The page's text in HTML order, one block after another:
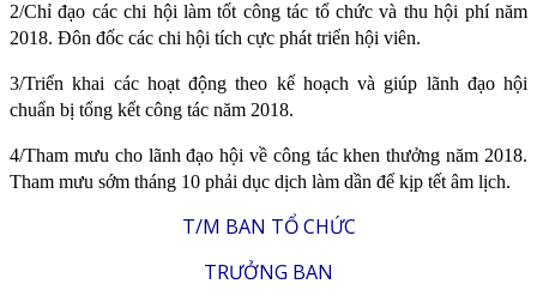
2/Chỉ đạo các chi hội làm tốt công tác tổ chức và thu hội phí năm
2018. Đôn đốc các chi hội tích cực phát triển hội viên.
3/Triển khai các hoạt động theo kế hoạch và giúp lãnh đạo hội
chuẩn bị tổng kết công tác năm 2018.
4/Tham mưu cho lãnh đạo hội về công tác khen thưởng năm 2018.
Tham mưu sớm tháng 10 phải dục dịch làm dần để kịp tết âm lịch.
T/M BAN TỔ CHỨC
TRƯỞNG BAN